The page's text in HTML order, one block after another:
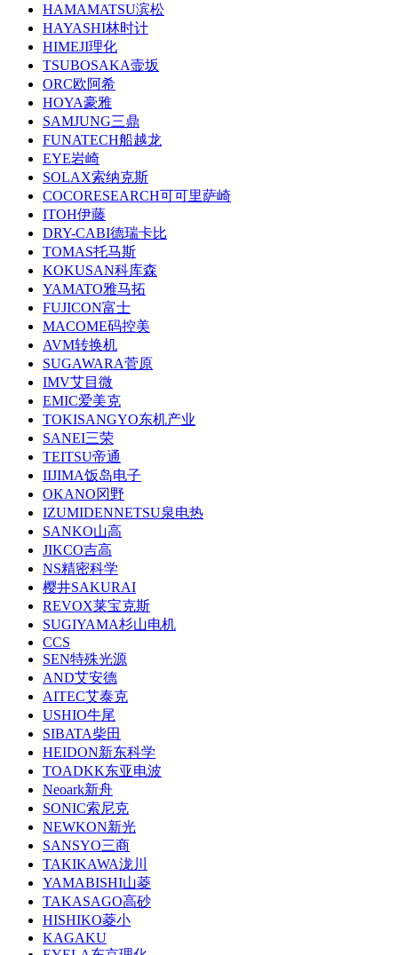
HAMAMATSU滨松
HAYASHI林时计
HIMEJI理化
TSUBOSAKA壸坂
ORC欧阿希
HOYA豪雅
SAMJUNG三鼎
FUNATECH船越龙
EYE岩崎
SOLAX索纳克斯
COCORESEARCH可可里萨崎
ITOH伊藤
DRY-CABI德瑞卡比
TOMAS托马斯
KOKUSAN科库森
YAMATO雅马拓
FUJICON富士
MACOME码控美
AVM转换机
SUGAWARA菅原
IMV艾目微
EMIC爱美克
TOKISANGYO东机产业
SANEI三荣
TEITSU帝通
IIJIMA饭岛电子
OKANO冈野
IZUMIDENNETSU泉电热
SANKO山高
JIKCO吉高
NS精密科学
樱井SAKURAI
REVOX莱宝克斯
SUGIYAMA杉山电机
CCS
SEN特殊光源
AND艾安德
AITEC艾泰克
USHIO牛尾
SIBATA柴田
HEIDON新东科学
TOADKK东亚电波
Neoark新舟
SONIC索尼克
NEWKON新光
SANSYO三商
TAKIKAWA泷川
YAMABISHI山菱
TAKASAGO高砂
HISHIKO菱小
KAGAKU